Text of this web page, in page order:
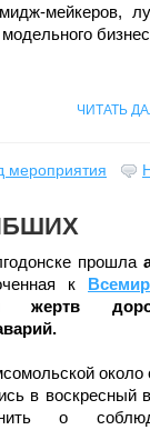
мейкеров,
ЧИТАТЬ
мероприятия
прошла
к
жертв
около
в воскресный
о